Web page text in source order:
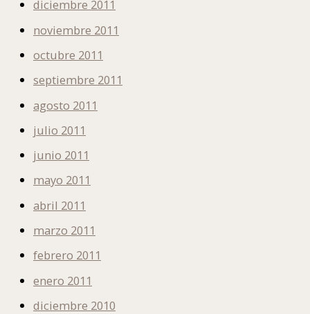
diciembre 2011
noviembre 2011
octubre 2011
septiembre 2011
agosto 2011
julio 2011
junio 2011
mayo 2011
abril 2011
marzo 2011
febrero 2011
enero 2011
diciembre 2010